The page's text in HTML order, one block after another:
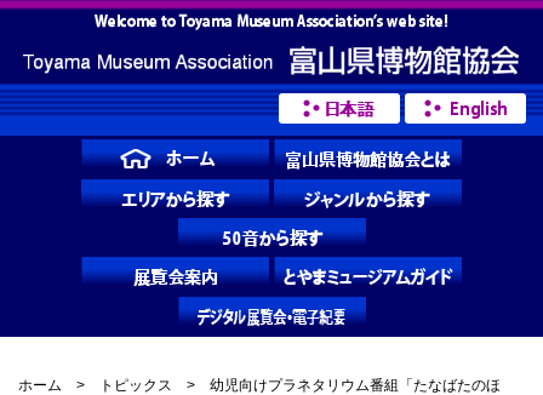
ホーム > トピックス > 幼児向けプラネタリウム番組「たなばたのほ